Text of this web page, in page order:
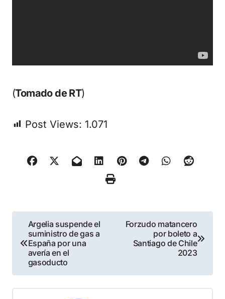
(Tomado de RT)
Post Views: 1.071
Navegación
de
entradas
Argelia suspende el
suministro de gas a
España por una
avería en el
gasoducto
Forzudo matancero
por boleto a
Santiago de Chile
2023